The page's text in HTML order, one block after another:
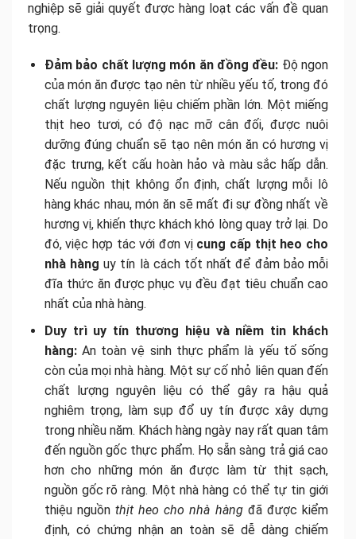
nghiệp sẽ giải quyết được hàng loạt các vấn đề quan
trọng.
Đảm bảo chất lượng món ăn đồng đều: Độ ngon
của món ăn được tạo nên từ nhiều yếu tố, trong đó
chất lượng nguyên liệu chiếm phần lớn. Một miếng
thịt heo tươi, có độ nạc mỡ cân đối, được nuôi
dưỡng đúng chuẩn sẽ tạo nên món ăn có hương vị
đặc trưng, kết cấu hoàn hảo và màu sắc hấp dẫn.
Nếu nguồn thịt không ổn định, chất lượng mỗi lô
hàng khác nhau, món ăn sẽ mất đi sự đồng nhất về
hương vị, khiến thực khách khó lòng quay trở lại. Do
đó, việc hợp tác với đơn vị cung cấp thịt heo cho
nhà hàng uy tín là cách tốt nhất để đảm bảo mỗi
đĩa thức ăn được phục vụ đều đạt tiêu chuẩn cao
nhất của nhà hàng.
Duy trì uy tín thương hiệu và niềm tin khách
hàng:An toàn vệ sinh thực phẩm là yếu tố sống
còn của mọi nhà hàng. Một sự cố nhỏ liên quan đến
chất lượng nguyên liệu có thể gây ra hậu quả
nghiêm trọng, làm sụp đổ uy tín được xây dựng
trong nhiều năm. Khách hàng ngày nay rất quan tâm
đến nguồn gốc thực phẩm. Họ sẵn sàng trả giá cao
hơn cho những món ăn được làm từ thịt sạch,
nguồn gốc rõ ràng. Một nhà hàng có thể tự tin giới
thiệu nguồnthịt heo cho nhà hàngđã được kiểm
định, có chứng nhận an toàn sẽ dễ dàng chiếm